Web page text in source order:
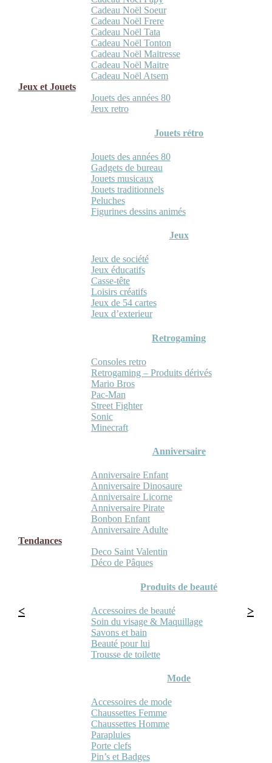
Cadeau Noël Soeur
Cadeau Noël Frere
Cadeau Noël Tata
Cadeau Noël Tonton
Cadeau Noël Maitresse
Cadeau Noël Maitre
Cadeau Noël Atsem
Jeux et Jouets
Jouets des années 80
Jeux retro
Jouets rétro
Jouets des années 80
Gadgets de bureau
Jouets musicaux
Jouets traditionnels
Peluches
Figurines dessins animés
Jeux
Jeux de société
Jeux éducatifs
Casse-tête
Loisirs créatifs
Jeux de 54 cartes
Jeux d’exterieur
Retrogaming
Consoles retro
Retrogaming – Produits dérivés
Mario Bros
Pac-Man
Street Fighter
Sonic
Minecraft
Anniversaire
Anniversaire Enfant
Anniversaire Dinosaure
Anniversaire Licorne
Anniversaire Pirate
Bonbon Enfant
Anniversaire Adulte
Tendances
Deco Saint Valentin
Déco de Pâques
Produits de beauté
Accessoires de beauté
Soin du visage & Maquillage
Savons et bain
Beauté pour lui
Trousse de toilette
Mode
Accessoires de mode
Chaussettes Femme
Chaussettes Homme
Parapluies
Porte clefs
Pin’s et Badges